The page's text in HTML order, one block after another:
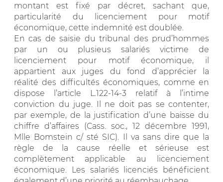
montant est fixé par décret, sachant que,
particularité du licenciement pour motif
économique, cette indemnité est doublée.
En cas de saisie du tribunal des prud’hommes
par un ou plusieus salariés victime de
licenciement pour motif économique, il
appartient aux juges du fond d’apprécier la
réalité des difficultés économiques, comme en
dispose l’article L.122-14-3 relatif à l’intime
conviction du juge. Il ne doit pas se contenter,
par exemple, de la justification d’une baisse du
chiffre d’affaires (Cass. soc., 12 décembre 1991,
Mlle Bomstein c/ sté SIC). Il va sans dire que la
règle de la cause réelle et sérieuse est
complètement applicable au licenciement
économique. Les salariés licenciés bénéficient